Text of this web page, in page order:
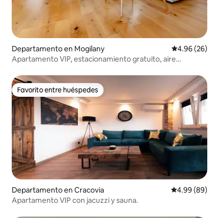
Departamento en Mogilany Calificación
4.96 (26)
Apartamento VIP, estacionamiento gratuito, aire
Favorito entre huéspedes
Favorito entre huéspedes
Departamento en Cracovia Calificación
4.99 (89)
Apartamento VIP con jacuzzi y sauna.